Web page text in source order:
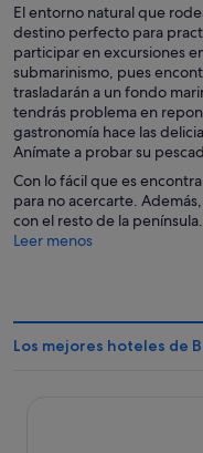
El entorno natural que
destino perfecto para
participar en excursiones
submarinismo, pues
trasladarán a un fondo
tendrás problema en
gastronomía hace las
Anímate a probar su
Con lo fácil que es
para no acercarte.
con el resto de la
Leer menos
Los mejores hoteles de